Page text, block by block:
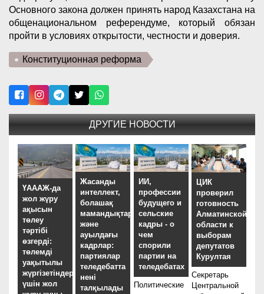
Основного закона должен принять народ Казахстана на
общенациональном референдуме, который обязан
пройти в условиях открытости, честности и доверия.
Конституционная реформа
ДРУГИЕ НОВОСТИ
ҮАААЖ-да
жол жүру
ақысын
төлеу
тәртібі
өзгерді:
төлемді
уақытылы
жүргізетіндер
үшін жол
Жасанды
интеллект,
болашақ
мамандықтар
және
ауылдағы
кадрлар:
партиялар
теледебатта
нені
талқылады
ИИ,
профессии
будущего и
сельские
кадры - о
чем
спорили
партии на
теледебатах
Политические
ЦИК
проверил
готовность
Алматинской
области к
выборам
депутатов
Курултая
Секретарь
Центральной